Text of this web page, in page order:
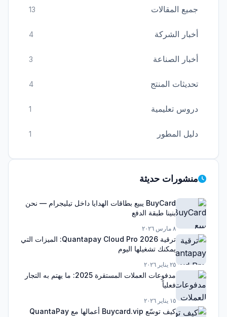
جميع المقالات 13
أخبار الشركة 4
أخبار الصناعة 3
تحديثات المنتج 4
دروس تعليمية 1
دليل المطور 1
منشورات حديثة
BuyCard يبيع بطاقات الهدايا داخل تيليجرام — نحن
بنينا طبقة الدفع
٨ مارس ٢٠٢٦
ترقية Quantapay Cloud Pro 2026: الميزات التي
يمكنك تشغيلها اليوم
٢٥ يناير ٢٠٢٦
مدفوعات العملات المستقرة 2025: ما يهتم به التجار
فعلياً
١٥ يناير ٢٠٢٦
كيف توسّع Buycard.vip أعمالها مع QuantaPay